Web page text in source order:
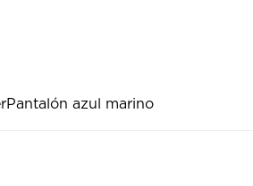
Pantalón azul marino